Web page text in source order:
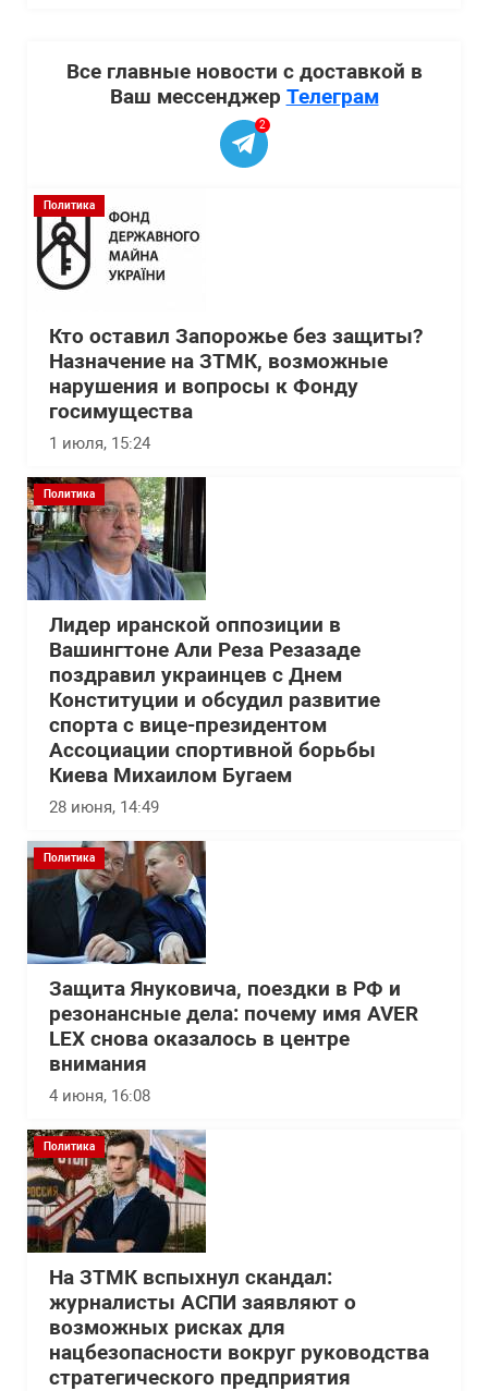
Все главные новости с доставкой в
Ваш мессенджер Телеграм
2
Политика
Кто оставил Запорожье без защиты?
Назначение на ЗТМК, возможные
нарушения и вопросы к Фонду
госимущества
1 июля, 15:24
Политика
Лидер иранской оппозиции в
Вашингтоне Али Реза Резазаде
поздравил украинцев с Днем
Конституции и обсудил развитие
спорта с вице-президентом
Ассоциации спортивной борьбы
Киева Михаилом Бугаем
28 июня, 14:49
Политика
Защита Януковича, поездки в РФ и
резонансные дела: почему имя AVER
LEX снова оказалось в центре
внимания
4 июня, 16:08
Политика
На ЗТМК вспыхнул скандал:
журналисты АСПИ заявляют о
возможных рисках для
нацбезопасности вокруг руководства
стратегического предприятия